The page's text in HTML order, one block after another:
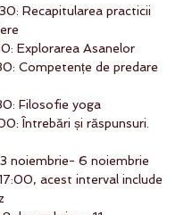
Recapitularea practicii
Explorarea Asanelor
Competențe de predare
Filosofie yoga
Întrebări și răspunsuri.
noiembrie- 6 noiembrie
acest interval include